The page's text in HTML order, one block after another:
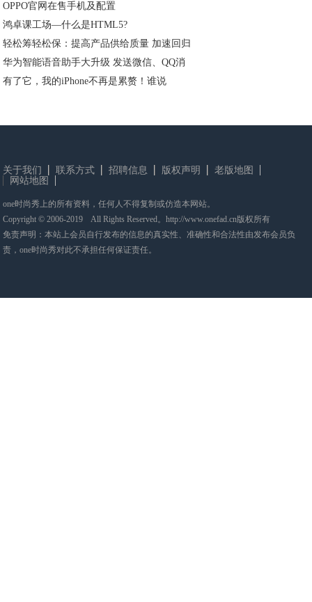
OPPO官网在售手机及配置
鸿卓课工场—什么是HTML5?
轻松筹轻松保：提高产品供给质量 加速回归
华为智能语音助手大升级 发送微信、QQ消
有了它，我的iPhone不再是累赘！谁说
关于我们 联系方式 招聘信息 版权声明
老版地图
网站地图
one时尚秀上的所有资料，任何人不得复制或仿造本网站。
Copyright © 2006-2019 All Rights Reserved。http://www.onefad.cn版权所有
免责声明：本站上会员自行发布的信息的真实性、准确性和合法性由发布会员负
责，one时尚秀对此不承担任何保证责任。